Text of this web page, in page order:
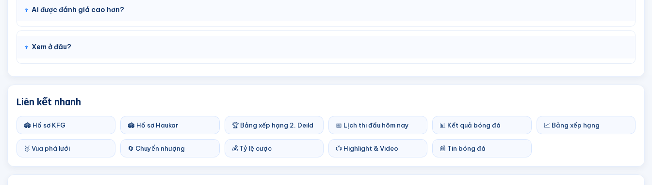
Ai được đánh giá cao hơn?
Xem ở đâu?
Liên kết nhanh
🏟️ Hồ sơ KFG 🏟️ Hồ sơ Haukar 🏆 Bảng xếp hạng 2. Deild 📅 Lịch thi đấu hôm nay 📊 Kết quả bóng đá 📈 Bảng xếp hạng
🥇 Vua phá lưới 🔄 Chuyển nhượng 💰 Tỷ lệ cược 📺 Highlight & Video 📰 Tin bóng đá